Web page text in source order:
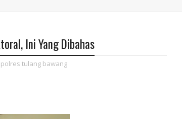
Ini Yang Dibahas
polres tulang bawang